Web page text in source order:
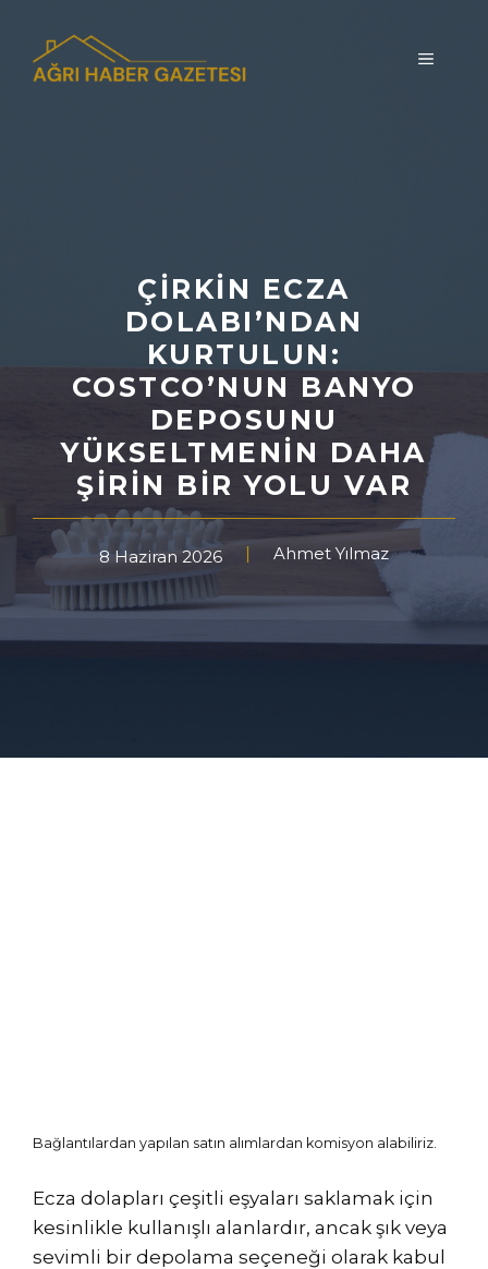
MENÜ
ÇIRKIN ECZA
DOLABI’NDAN
KURTULUN:
COSTCO’NUN BANYO
DEPOSUNU
YÜKSELTMENIN DAHA
ŞIRIN BIR YOLU VAR
8 Haziran 2026 Ahmet Yılmaz
Bağlantılardan yapılan satın alımlardan komisyon alabiliriz.
Ecza dolapları çeşitli eşyaları saklamak için
kesinlikle kullanışlı alanlardır, ancak şık veya
sevimli bir depolama seçeneği olarak kabul